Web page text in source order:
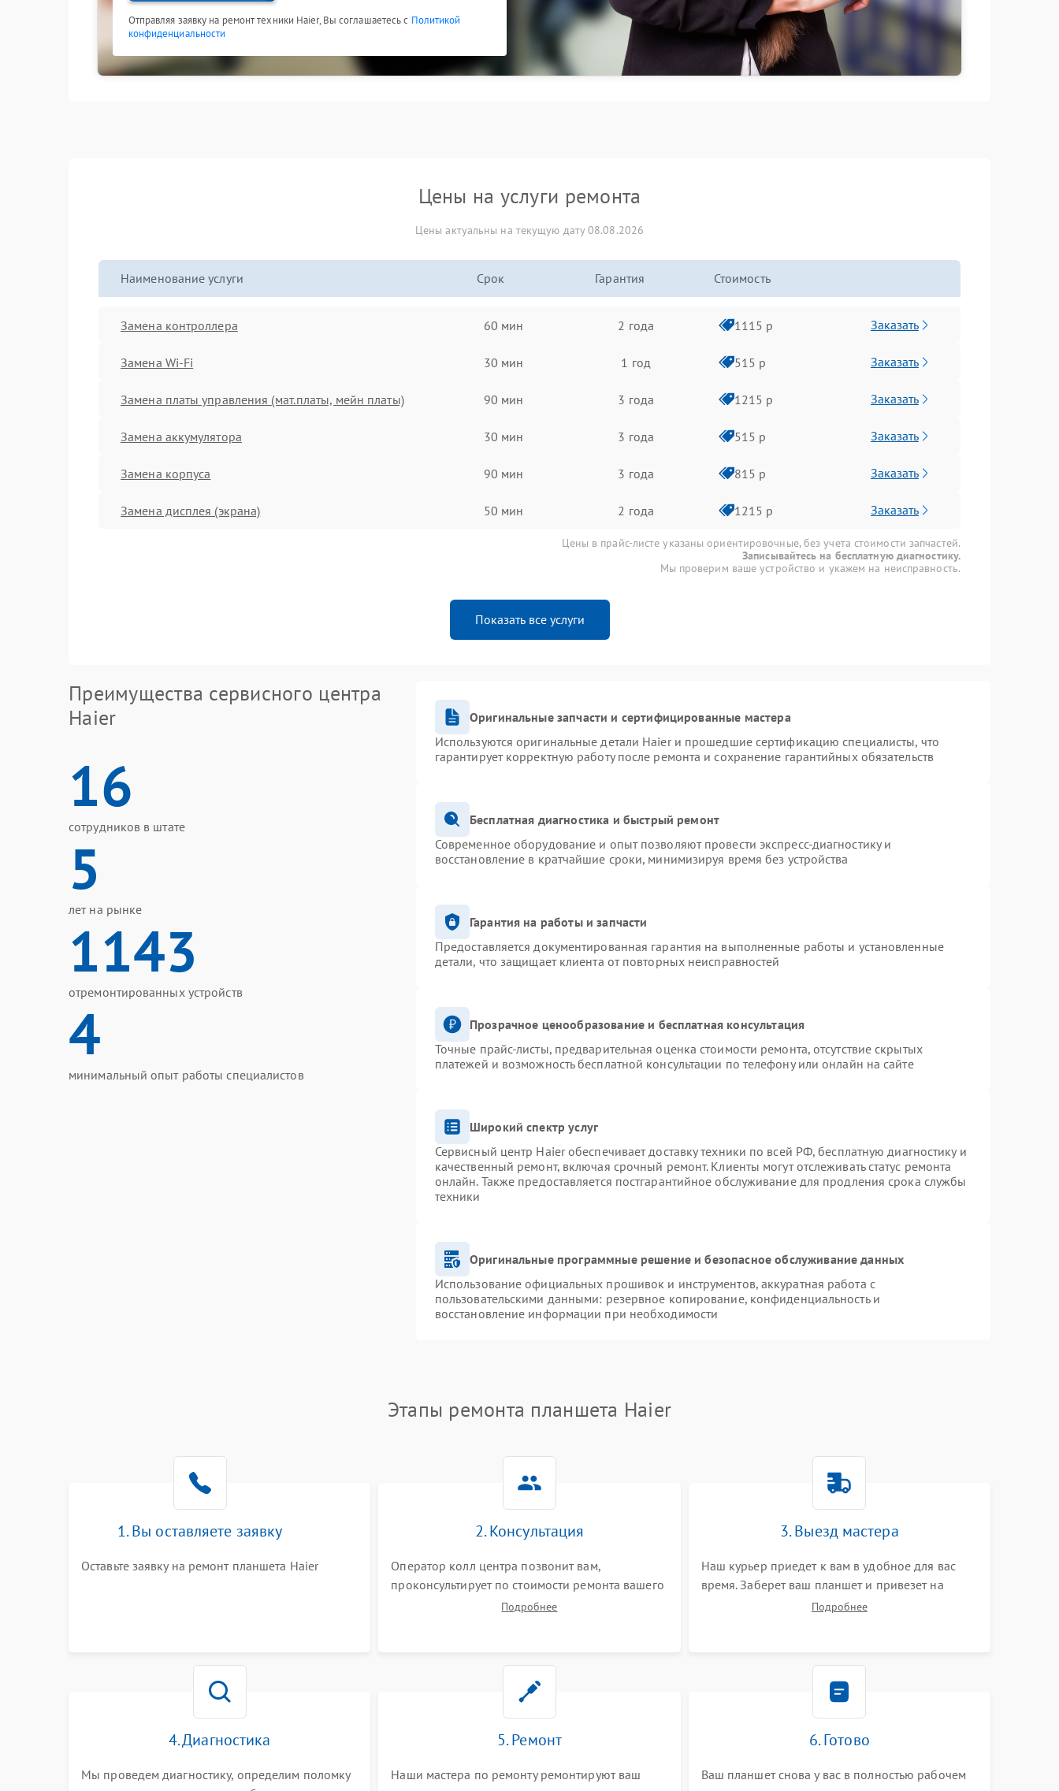
Отправляя заявку на ремонт техники Haier, Вы соглашаетесь с Политикой
конфиденциальности
Цены на услуги ремонта
Цены актуальны на текущую дату 08.08.2026
Наименование услуги Срок Гарантия Стоимость
Замена контроллера 60 мин 2 года 1115 р Заказать
Замена Wi-Fi 30 мин 1 год 515 р Заказать
Замена платы управления (мат.платы, мейн платы) 90 мин 3 года 1215 р Заказать
Замена аккумулятора 30 мин 3 года 515 р Заказать
Замена корпуса 90 мин 3 года 815 р Заказать
Замена дисплея (экрана) 50 мин 2 года 1215 р Заказать
Цены в прайс-листе указаны ориентировочные, без учета стоимости запчастей.
Записывайтесь на бесплатную диагностику.
Мы проверим ваше устройство и укажем на неисправность.
Показать все услуги
Преимущества сервисного центра
Haier
16
сотрудников в штате
5
лет на рынке
1143
отремонтированных устройств
4
минимальный опыт работы специалистов
Оригинальные запчасти и сертифицированные мастера
Используются оригинальные детали Haier и прошедшие сертификацию специалисты, что
гарантирует корректную работу после ремонта и сохранение гарантийных обязательств
Бесплатная диагностика и быстрый ремонт
Современное оборудование и опыт позволяют провести экспресс-диагностику и
восстановление в кратчайшие сроки, минимизируя время без устройства
Гарантия на работы и запчасти
Предоставляется документированная гарантия на выполненные работы и установленные
детали, что защищает клиента от повторных неисправностей
Прозрачное ценообразование и бесплатная консультация
Точные прайс-листы, предварительная оценка стоимости ремонта, отсутствие скрытых
платежей и возможность бесплатной консультации по телефону или онлайн на сайте
Широкий спектр услуг
Сервисный центр Haier обеспечивает доставку техники по всей РФ, бесплатную диагностику и
качественный ремонт, включая срочный ремонт. Клиенты могут отслеживать статус ремонта
онлайн. Также предоставляется постгарантийное обслуживание для продления срока службы
техники
Оригинальные программные решение и безопасное обслуживание данных
Использование официальных прошивок и инструментов, аккуратная работа с
пользовательскими данными: резервное копирование, конфиденциальность и
восстановление информации при необходимости
Этапы ремонта планшета Haier
1. Вы оставляете заявку
Оставьте заявку на ремонт планшета Haier
2. Консультация
Оператор колл центра позвонит вам,
проконсультирует по стоимости ремонта вашего
планшета а также ответит на все ваши вопросы.
Подробнее
3. Выезд мастера
Наш курьер приедет к вам в удобное для вас
время. Заберет ваш планшет и привезет на
склад для диагностики.Подробнее
4. Диагностика
Мы проведем диагностику, определим поломку
5. Ремонт
Наши мастера по ремонту ремонтируют ваш
6. Готово
Ваш планшет снова у вас в полностью рабочем